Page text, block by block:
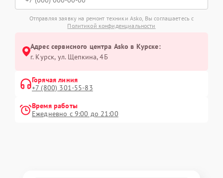
Отправляя заявку на ремонт техники Asko, Вы соглашаетесь с
Политикой конфиденциальности
Адрес сервисного центра Asko в Курске:
г. Курск, ул. Щепкина, 4Б
Горячая линия
+7 (800) 301-55-83
Время работы
Ежедневно с 9:00 до 21:00